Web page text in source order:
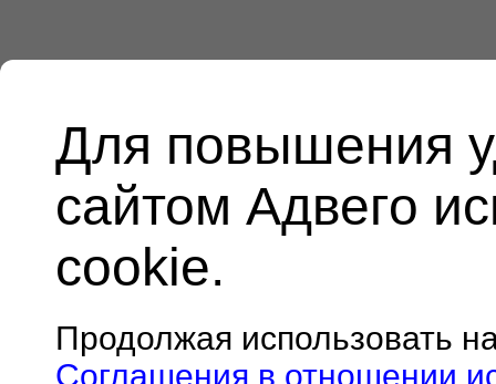
Для повышения
сайтом Адвего
cookie.
Продолжая использовать
Соглашения в отношении